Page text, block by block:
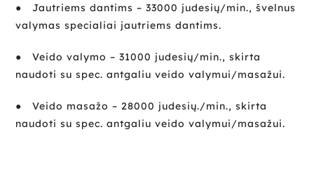
● Jautriems dantims – 33000 judesių/min., švelnus
valymas specialiai jautriems dantims.
●Veido valymo – 31000 judesių/min., skirta
naudoti su spec. antgaliu veido valymui/masažui.
●Veido masažo – 28000 judesių./min., skirta
naudoti su spec. antgaliu veido valymui/masažui.